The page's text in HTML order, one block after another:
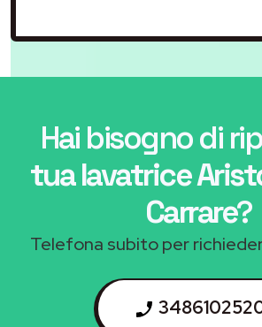
Hai bisogno di
tua lavatrice
Carrare?
Telefona subito per